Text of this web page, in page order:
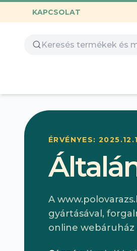
KAPCSOLAT
ÉRVÉNYES:
A
gyártásával,
online webáruház